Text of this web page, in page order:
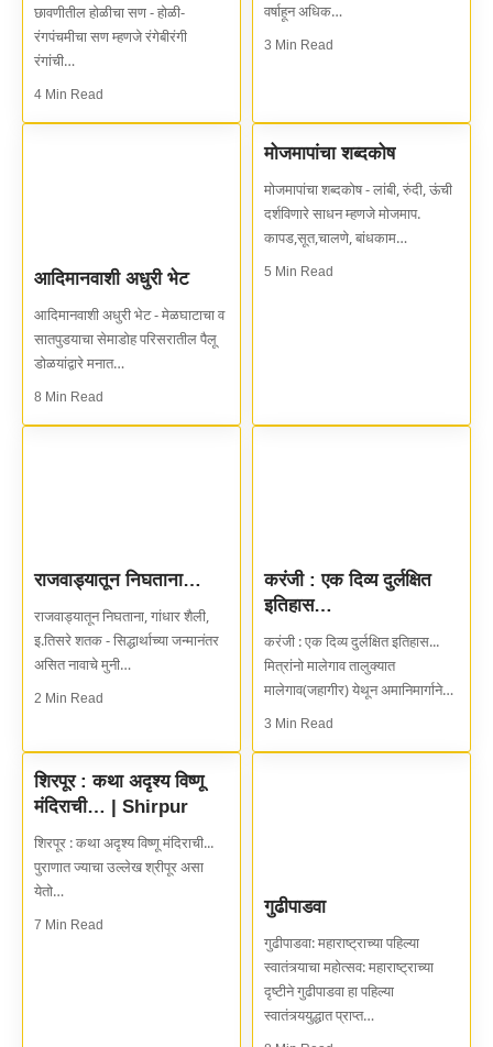
छावणीतील होळीचा सण - होळी-
रंगपंचमीचा सण म्हणजे रंगेबीरंगी
रंगांची…
4 Min Read
वर्षाहून अधिक…
3 Min Read
आदिमानवाशी अधुरी भेट
आदिमानवाशी अधुरी भेट - मेळघाटाचा व
सातपुडयाचा सेमाडोह परिसरातील पैलू
डोळयांद्वारे मनात…
8 Min Read
मोजमापांचा शब्दकोष
मोजमापांचा शब्दकोष - लांबी, रुंदी, ऊंची
दर्शविणारे साधन म्हणजे मोजमाप.
कापड,सूत,चालणे, बांधकाम…
5 Min Read
राजवाड्यातून निघताना…
राजवाड्यातून निघताना, गांधार शैली,
इ.तिसरे शतक - सिद्धार्थाच्या जन्मानंतर
असित नावाचे मुनी…
2 Min Read
करंजी : एक दिव्य दुर्लक्षित
इतिहास…
करंजी : एक दिव्य दुर्लक्षित इतिहास...
मित्रांनो मालेगाव तालुक्यात
मालेगाव(जहागीर) येथून अमानिमार्गाने…
3 Min Read
शिरपूर : कथा अदृश्य विष्णू
मंदिराची… | Shirpur
शिरपूर : कथा अदृश्य विष्णू मंदिराची...
पुराणात ज्याचा उल्लेख श्रीपूर असा
येतो…
7 Min Read
गुढीपाडवा
गुढीपाडवा: महाराष्ट्राच्या पहिल्या
स्वातंत्र्याचा महोत्सव: महाराष्ट्राच्या
दृष्टीने गुढीपाडवा हा पहिल्या
स्वातंत्र्ययुद्धात प्राप्त…